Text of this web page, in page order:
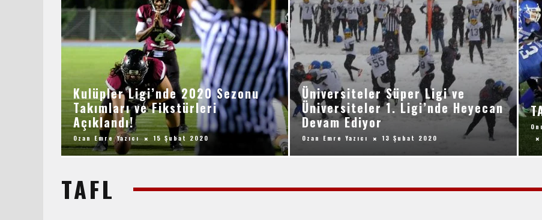
Kulüpler Ligi’nde 2020 Sezonu
Takımları ve Fikstürleri
Açıklandı!
Ozan Emre Yazıcı 15 Şubat 2020
Üniversiteler Süper Ligi ve
Üniversiteler 1. Ligi’nde Heyecan
Devam Ediyor
Ozan Emre Yazıcı 13 Şubat 2020
TAFL